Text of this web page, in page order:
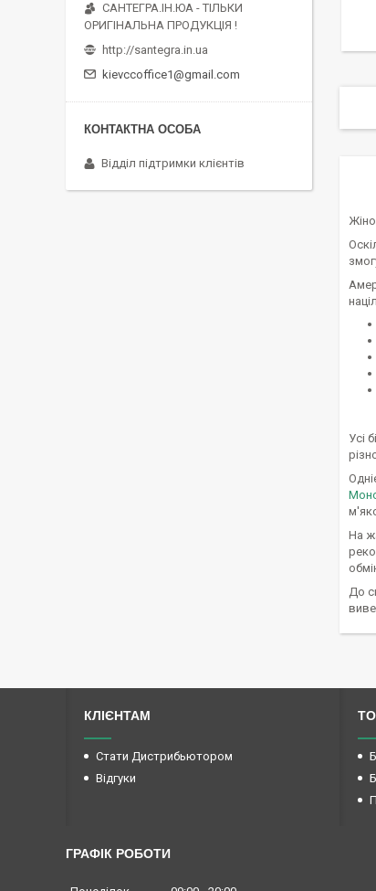
Усі
На
До
САНТЕГРА.ІН.ЮА - ТІЛЬКИ
ОРИГІНАЛЬНА ПРОДУКЦІЯ !
http://santegra.in.ua
kievccoffice1@gmail.com
Відділ підтримки клієнтів
КЛІЄНТАМ
Стати Дистрибьютором
Відгуки
ГРАФІК РОБОТИ